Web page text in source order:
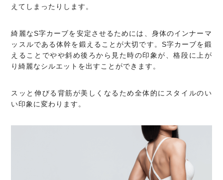
えてしまったりします。
綺麗なS字カーブを安定させるためには、身体のインナーマ
ッスルである体幹を鍛えることが大切です。S字カーブを鍛
えることでやや斜め後ろから見た時の印象が、格段に上が
り綺麗なシルエットを出すことができます。
スッと伸びる背筋が美しくなるため全体的にスタイルのい
い印象に変わります。